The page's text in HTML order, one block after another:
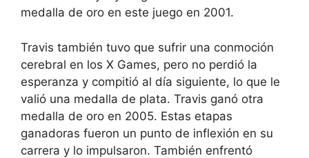
medalla de oro en este juego en 2001.
Travis también tuvo que sufrir una conmoción
cerebral en los X Games, pero no perdió la
esperanza y compitió al día siguiente, lo que le
valió una medalla de plata. Travis ganó otra
medalla de oro en 2005. Estas etapas
ganadoras fueron un punto de inflexión en su
carrera y lo impulsaron. También enfrentó